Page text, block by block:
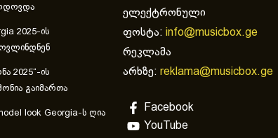
2025-ის
2025“-ის
გაიმართა
look Georgia-ს ღია
ელექტრონული
ფოსტა: info@musicbox.ge
რეკლამა
არხზე: reklama@musicbox.ge
Facebook
YouTube